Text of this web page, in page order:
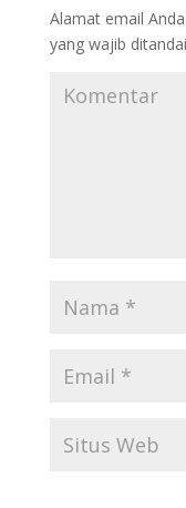
Alamat email
yang wajib ditandai